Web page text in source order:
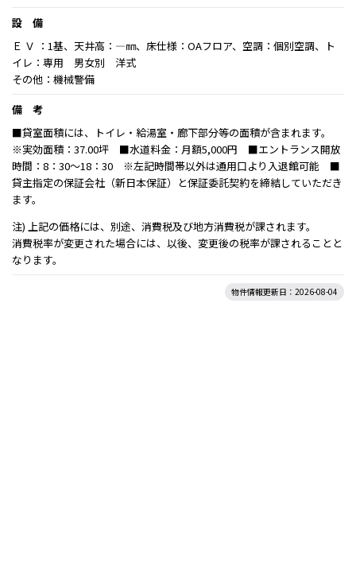
設 備
Ｅ Ｖ ：1基、天井高：―㎜、床仕様：OAフロア、空調：個別空調、ト
イレ：専用 男女別 洋式
その他：機械警備
備 考
■貸室面積には、トイレ・給湯室・廊下部分等の面積が含まれます。
※実効面積：37.00坪 ■水道料金：月額5,000円 ■エントランス開放
時間：8：30～18：30 ※左記時間帯以外は通用口より入退館可能 ■
貸主指定の保証会社（新日本保証）と保証委託契約を締結していただき
ます。
注) 上記の価格には、別途、消費税及び地方消費税が課されます。
消費税率が変更された場合には、以後、変更後の税率が課されることと
なります。
物件情報更新日：2026-08-04